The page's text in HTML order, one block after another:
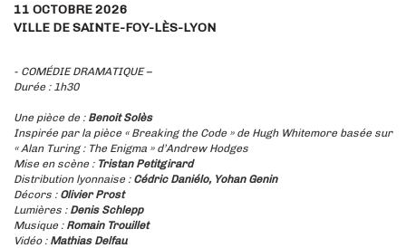
11 OCTOBRE 2026
VILLE DE SAINTE-FOY-LÈS-LYON
- COMÉDIE DRAMATIQUE –
Durée : 1h30
Une pièce de : Benoit Solès
Inspirée par la pièce « Breaking the Code » de Hugh Whitemore basée sur
« Alan Turing : The Enigma » d’Andrew Hodges
Mise en scène : Tristan Petitgirard
Distribution lyonnaise : Cédric Daniélo, Yohan Genin
Décors : Olivier Prost
Lumières : Denis Schlepp
Musique : Romain Trouillet
Vidéo : Mathias Delfau